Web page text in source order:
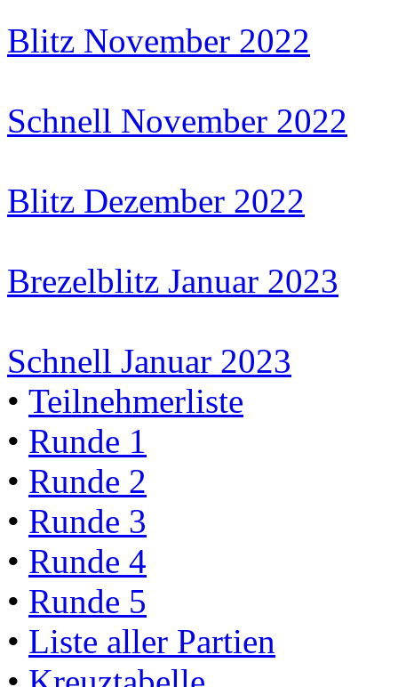
Blitz November 2022
Schnell November 2022
Blitz Dezember 2022
Brezelblitz Januar 2023
Schnell Januar 2023
• Teilnehmerliste
• Runde 1
• Runde 2
• Runde 3
• Runde 4
• Runde 5
• Liste aller Partien